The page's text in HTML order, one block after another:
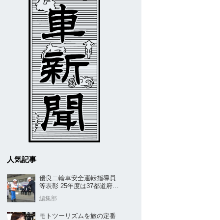
人気記事
優良二輪車安全運転指導員
等表彰 25年度は37都道府県
編集部
モトツーリズムを旅の定番